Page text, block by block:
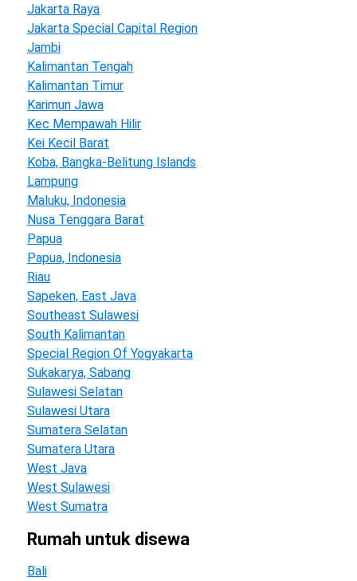
Jakarta Raya
Jakarta Special Capital Region
Jambi
Kalimantan Tengah
Kalimantan Timur
Karimun Jawa
Kec Mempawah Hilir
Kei Kecil Barat
Koba, Bangka-Belitung Islands
Lampung
Maluku, Indonesia
Nusa Tenggara Barat
Papua
Papua, Indonesia
Riau
Sapeken, East Java
Southeast Sulawesi
South Kalimantan
Special Region Of Yogyakarta
Sukakarya, Sabang
Sulawesi Selatan
Sulawesi Utara
Sumatera Selatan
Sumatera Utara
West Java
West Sulawesi
West Sumatra
rumah untuk disewa
Bali